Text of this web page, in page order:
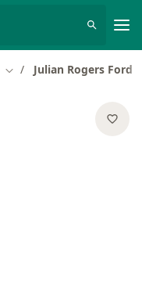
Cambiar de ciudad
Julian Rogers Ford